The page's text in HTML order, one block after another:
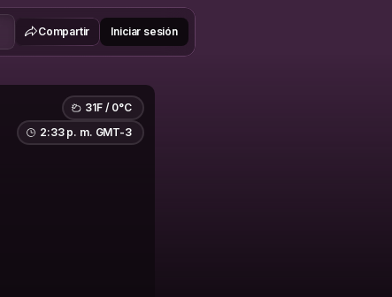
Compartir Iniciar sesión
31F / 0°C
2:33 p. m. GMT-3